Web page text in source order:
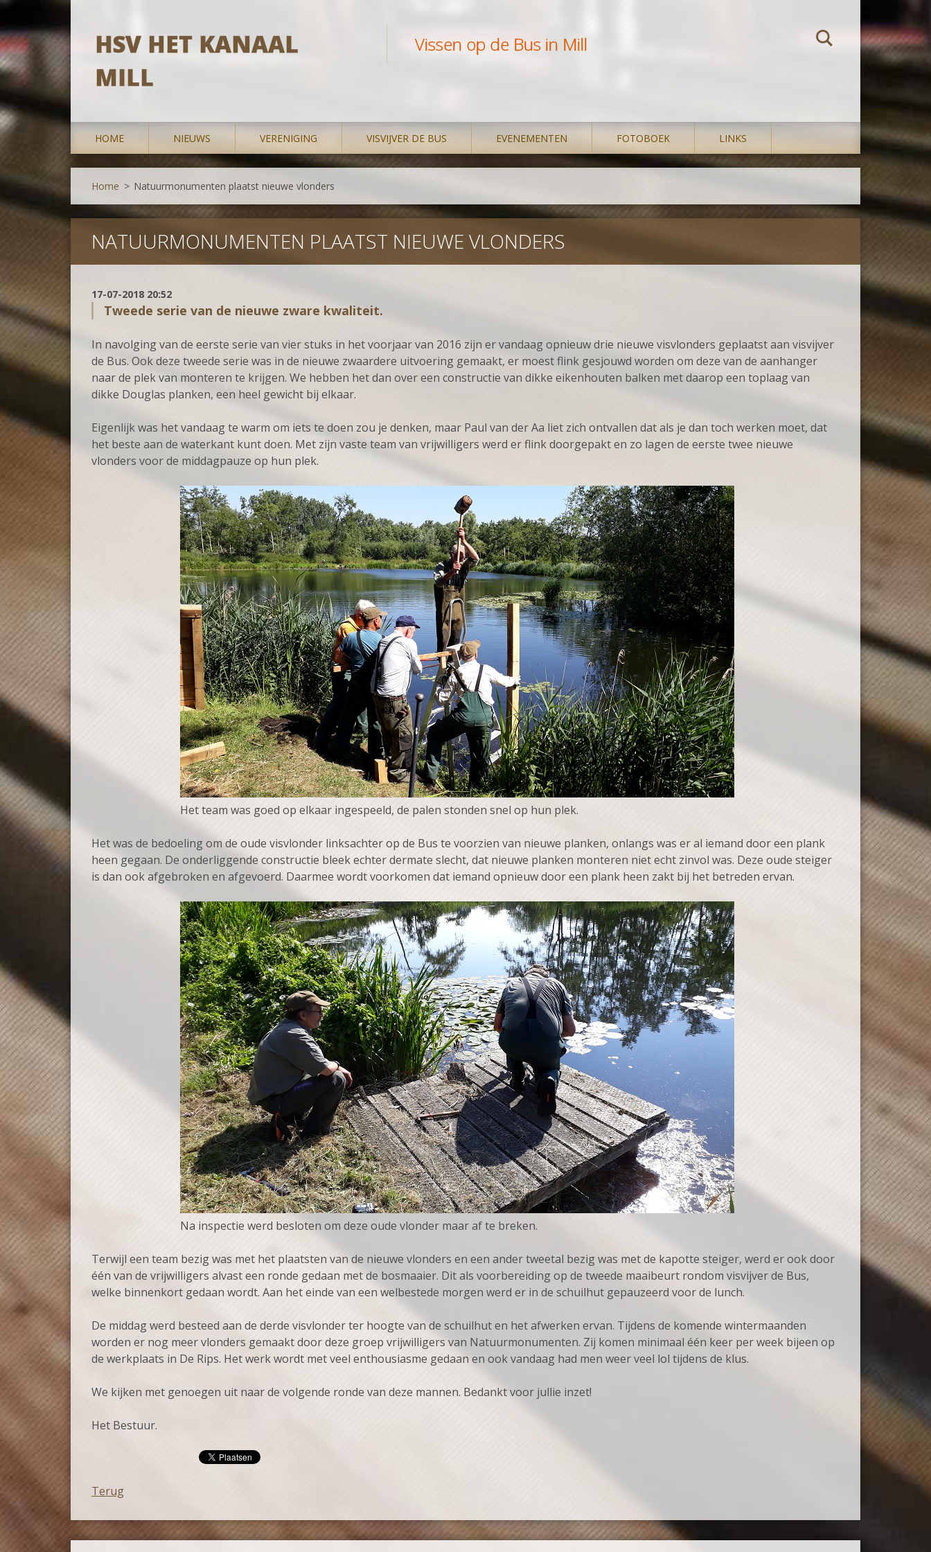
HSV HET KANAAL
MILL
Vissen op de Bus in Mill
HOME NIEUWS VERENIGING VISVIJVER DE BUS EVENEMENTEN FOTOBOEK LINKS
Home > Natuurmonumenten plaatst nieuwe vlonders
NATUURMONUMENTEN PLAATST NIEUWE VLONDERS
17-07-2018 20:52
Tweede serie van de nieuwe zware kwaliteit.
In navolging van de eerste serie van vier stuks in het voorjaar van 2016 zijn er vandaag opnieuw drie nieuwe visvlonders geplaatst aan visvijver
de Bus. Ook deze tweede serie was in de nieuwe zwaardere uitvoering gemaakt, er moest flink gesjouwd worden om deze van de aanhanger
naar de plek van monteren te krijgen. We hebben het dan over een constructie van dikke eikenhouten balken met daarop een toplaag van
dikke Douglas planken, een heel gewicht bij elkaar.
Eigenlijk was het vandaag te warm om iets te doen zou je denken, maar Paul van der Aa liet zich ontvallen dat als je dan toch werken moet, dat
het beste aan de waterkant kunt doen. Met zijn vaste team van vrijwilligers werd er flink doorgepakt en zo lagen de eerste twee nieuwe
vlonders voor de middagpauze op hun plek.
Het team was goed op elkaar ingespeeld, de palen stonden snel op hun plek.
Het was de bedoeling om de oude visvlonder linksachter op de Bus te voorzien van nieuwe planken, onlangs was er al iemand door een plank
heen gegaan. De onderliggende constructie bleek echter dermate slecht, dat nieuwe planken monteren niet echt zinvol was. Deze oude steiger
is dan ook afgebroken en afgevoerd. Daarmee wordt voorkomen dat iemand opnieuw door een plank heen zakt bij het betreden ervan.
Na inspectie werd besloten om deze oude vlonder maar af te breken.
Terwijl een team bezig was met het plaatsten van de nieuwe vlonders en een ander tweetal bezig was met de kapotte steiger, werd er ook door
één van de vrijwilligers alvast een ronde gedaan met de bosmaaier. Dit als voorbereiding op de tweede maaibeurt rondom visvijver de Bus,
welke binnenkort gedaan wordt. Aan het einde van een welbestede morgen werd er in de schuilhut gepauzeerd voor de lunch.
De middag werd besteed aan de derde visvlonder ter hoogte van de schuilhut en het afwerken ervan. Tijdens de komende wintermaanden
worden er nog meer vlonders gemaakt door deze groep vrijwilligers van Natuurmonumenten. Zij komen minimaal één keer per week bijeen op
de werkplaats in De Rips. Het werk wordt met veel enthousiasme gedaan en ook vandaag had men weer veel lol tijdens de klus.
We kijken met genoegen uit naar de volgende ronde van deze mannen. Bedankt voor jullie inzet!
Het Bestuur.
Terug